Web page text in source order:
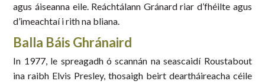
agus áiseanna eile. Reáchtálann Gránard riar d’fhéilte agus
d’imeachtaí i rith na bliana.
Balla Báis Ghránaird
In 1977, le spreagadh ó scannán na seascaidí Roustabout
ina raibh Elvis Presley, thosaigh beirt deartháireacha céile